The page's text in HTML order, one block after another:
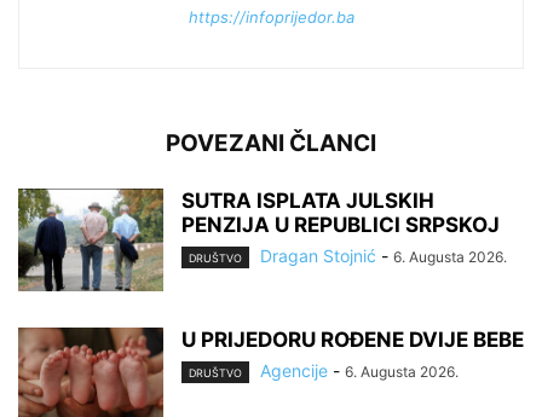
https://infoprijedor.ba
POVEZANI ČLANCI
SUTRA ISPLATA JULSKIH
PENZIJA U REPUBLICI SRPSKOJ
DRUŠTVO Dragan Stojnić - 6. Augusta 2026.
U PRIJEDORU ROĐENE DVIJE BEBE
DRUŠTVO Agencije - 6. Augusta 2026.